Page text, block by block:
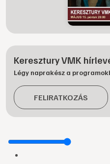
Keresztury VMK
Légy naprakész a
FELIRATKOZÁS